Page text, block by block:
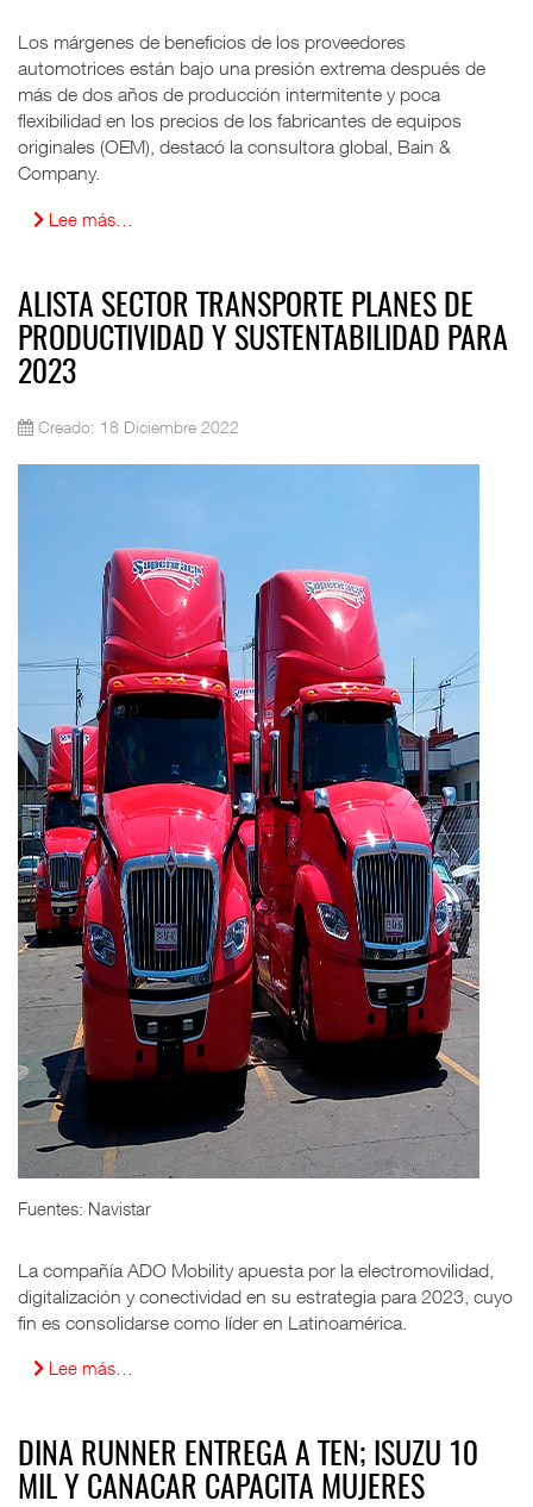
Los márgenes de beneficios de los proveedores
automotrices están bajo una presión extrema después de
más de dos años de producción intermitente y poca
flexibilidad en los precios de los fabricantes de equipos
originales (OEM), destacó la consultora global, Bain &
Company.
Lee más…
ALISTA SECTOR TRANSPORTE PLANES DE
PRODUCTIVIDAD Y SUSTENTABILIDAD PARA
2023
Creado: 18 Diciembre 2022
Fuentes: Navistar
La compañía ADO Mobility apuesta por la electromovilidad,
digitalización y conectividad en su estrategia para 2023, cuyo
fin es consolidarse como líder en Latinoamérica.
Lee más…
DINA RUNNER ENTREGA A TEN; ISUZU 10
MIL Y CANACAR CAPACITA MUJERES